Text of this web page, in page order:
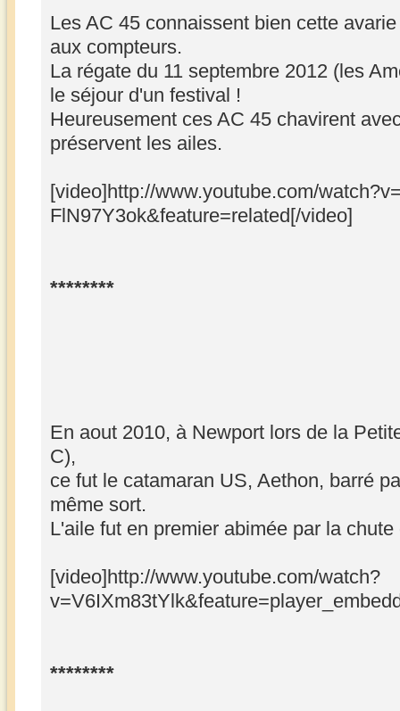
Les AC 45 connaissent bien cette
aux compteurs.
La régate du 11 septembre 2012 (les
le séjour d'un festival !
Heureusement ces AC 45 chavirent
préservent les ailes.
[video]http://www.youtube.com/
FlN97Y3ok&feature=related[/video]
********
En aout 2010, à Newport lors de la
C),
ce fut le catamaran US, Aethon, barré
même sort.
L'aile fut en premier abimée par la chute
[video]http://www.youtube.com/watch?
********